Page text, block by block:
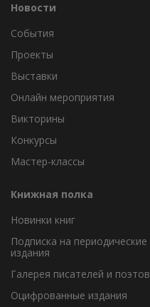
Новости
События
Проекты
Выставки
Онлайн мероприятия
Викторины
Конкурсы
Мастер-классы
Книжная полка
Новинки книг
Подписка на периодические
издания
Галерея писателей и поэтов
Оцифрованные издания